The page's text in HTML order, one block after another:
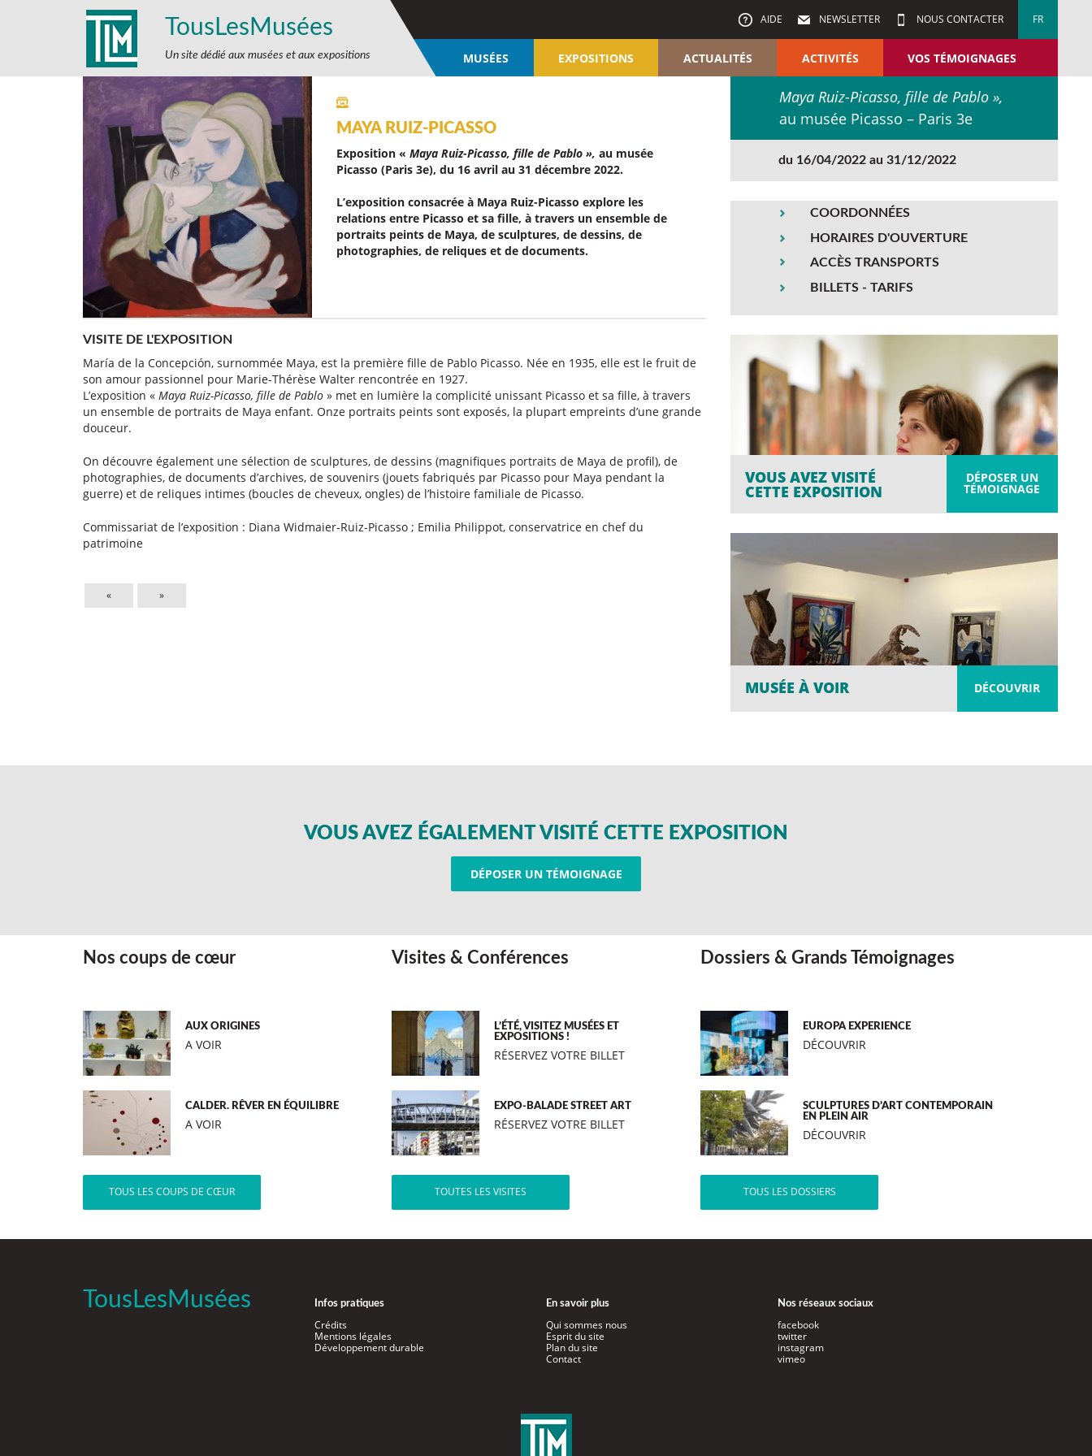
TousLesMusées
Un site dédié aux musées et aux expositions
AIDE NEWSLETTER NOUS CONTACTER FR
MUSÉES EXPOSITIONS ACTUALITÉS ACTIVITÉS VOS TÉMOIGNAGES
MAYA RUIZ-PICASSO
Exposition « Maya Ruiz-Picasso, fille de Pablo », au musée
Picasso (Paris 3e), du 16 avril au 31 décembre 2022.
L’exposition consacrée à Maya Ruiz-Picasso explore les
relations entre Picasso et sa fille, à travers un ensemble de
portraits peints de Maya, de sculptures, de dessins, de
photographies, de reliques et de documents.
VISITE DE L'EXPOSITION
María de la Concepción, surnommée Maya, est la première fille de Pablo Picasso. Née en 1935, elle est le fruit de
son amour passionnel pour Marie-Thérèse Walter rencontrée en 1927.
L’exposition « Maya Ruiz-Picasso, fille de Pablo » met en lumière la complicité unissant Picasso et sa fille, à travers
un ensemble de portraits de Maya enfant. Onze portraits peints sont exposés, la plupart empreints d’une grande
douceur.
On découvre également une sélection de sculptures, de dessins (magnifiques portraits de Maya de profil), de
photographies, de documents d’archives, de souvenirs (jouets fabriqués par Picasso pour Maya pendant la
guerre) et de reliques intimes (boucles de cheveux, ongles) de l’histoire familiale de Picasso.
Commissariat de l’exposition : Diana Widmaier-Ruiz-Picasso ; Emilia Philippot, conservatrice en chef du
patrimoine
« »
Maya Ruiz-Picasso, fille de Pablo »,
au musée Picasso – Paris 3e
du 16/04/2022 au 31/12/2022
COORDONNÉES
HORAIRES D'OUVERTURE
ACCÈS TRANSPORTS
BILLETS - TARIFS
DÉPOSER UN
TÉMOIGNAGE
VOUS AVEZ VISITÉ
CETTE EXPOSITION
DÉCOUVRIR
MUSÉE À VOIR
VOUS AVEZ ÉGALEMENT VISITÉ CETTE EXPOSITION
DÉPOSER UN TÉMOIGNAGE
Nos coups de cœur
AUX ORIGINES
A VOIR
CALDER. RÊVER EN ÉQUILIBRE
A VOIR
TOUS LES COUPS DE CŒUR
Visites & Conférences
L’ÉTÉ, VISITEZ MUSÉES ET
EXPOSITIONS !
RÉSERVEZ VOTRE BILLET
EXPO-BALADE STREET ART
RÉSERVEZ VOTRE BILLET
TOUTES LES VISITES
Dossiers & Grands Témoignages
EUROPA EXPERIENCE
DÉCOUVRIR
SCULPTURES D’ART CONTEMPORAIN
EN PLEIN AIR
DÉCOUVRIR
TOUS LES DOSSIERS
TousLesMusées Infos pratiques
Crédits
Mentions légales
Développement durable
En savoir plus
Qui sommes nous
Esprit du site
Plan du site
Contact
Nos réseaux sociaux
facebook
twitter
instagram
vimeo